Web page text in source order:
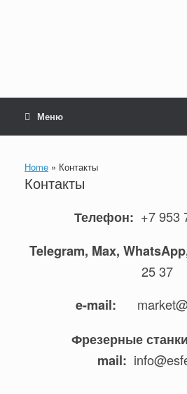
Меню
Home » Контакты
Контакты
Телефон: +7 953
Telegram, Max,
25 37
e-mail:
Фрезерные
mail: